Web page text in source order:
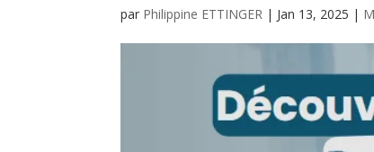
par Philippine ETTINGER | Jan 13, 2025 |